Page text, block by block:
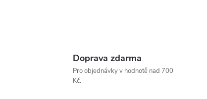
Doprava zdarma
Pro objednávky v hodnotě nad 700
Kč.